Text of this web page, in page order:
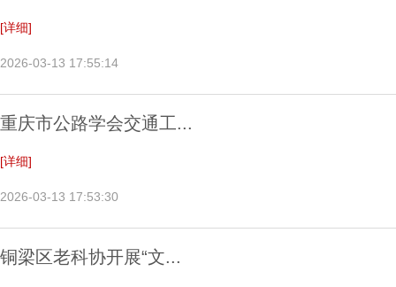
[详细]
2026-03-13 17:55:14
重庆市公路学会交通工...
[详细]
2026-03-13 17:53:30
铜梁区老科协开展“文...